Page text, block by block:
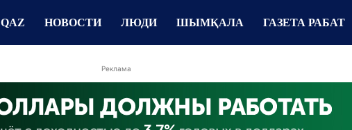
QAZ НОВОСТИ ЛЮДИ ШЫМҚАЛА ГАЗЕТА РАБАТ
Реклама